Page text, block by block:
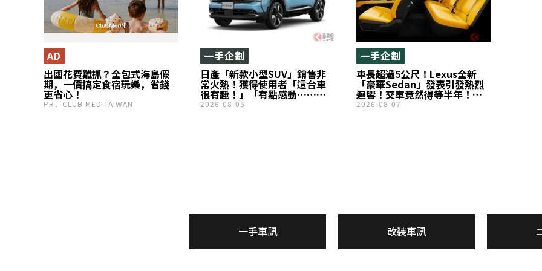
出國花費難抓？全包式海島假
期，一價搞定食宿玩樂，省錢
更省心！
AD
PR．CLUB MED TAIWAN
日產「新款小型SUV」銷售非
常火熱！獲得使用者「這台車
很有趣！」「有點感動……」
等高度評價！進化為強悍「先
一手企劃
2026-08-05
車長超過5公尺！Lexus全新
「豪華Sedan」發表引發熱烈
迴響！交車竟然得等半年！
「前衛又帥氣！」成為熱門話
一手企劃
2026-08-07
一手車訊 改裝車訊